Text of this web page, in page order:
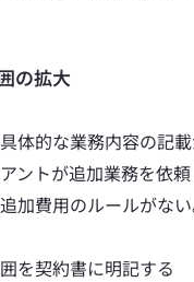
の拡大
体的な業務内容の記載
ントが追加業務を依頼
加費用のルールがない
を契約書に明記する